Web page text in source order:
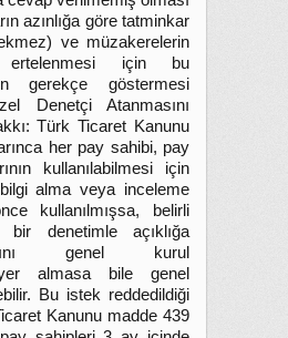
azınlığa göre tatminkar
ve müzakerelerin
için bu
gerekçe göstermesi
Denetçi Atanmasını
Türk Ticaret Kanunu
her pay sahibi, pay
kullanılabilmesi için
alma veya inceleme
kullanılmışsa, belirli
bir denetimle açıklığa
genel kurul
almasa bile genel
Bu istek reddedildiği
Kanunu madde 439